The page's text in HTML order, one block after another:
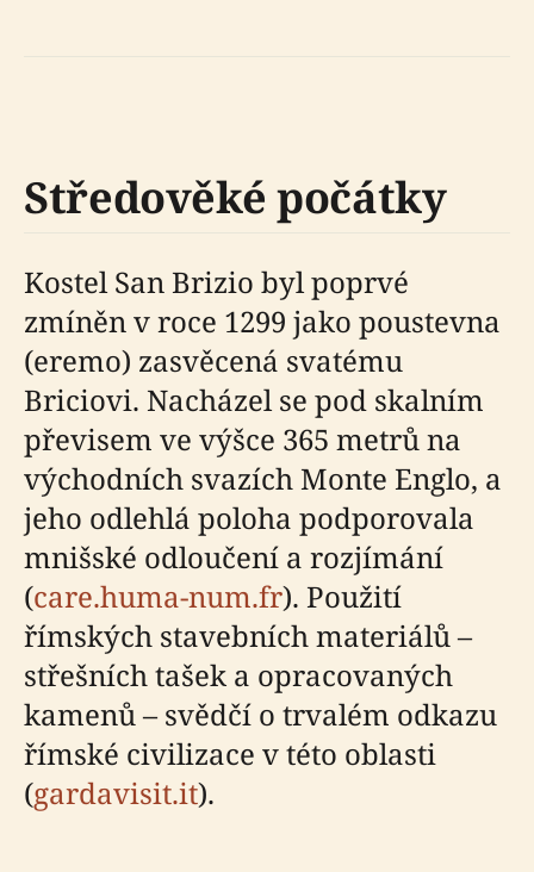
Středověké počátky
Kostel San Brizio byl poprvé
zmíněn v roce 1299 jako poustevna
(eremo) zasvěcená svatému
Briciovi. Nacházel se pod skalním
převisem ve výšce 365 metrů na
východních svazích Monte Englo, a
jeho odlehlá poloha podporovala
mnišské odloučení a rozjímání
(care.huma-num.fr). Použití
římských stavebních materiálů –
střešních tašek a opracovaných
kamenů – svědčí o trvalém odkazu
římské civilizace v této oblasti
(gardavisit.it).